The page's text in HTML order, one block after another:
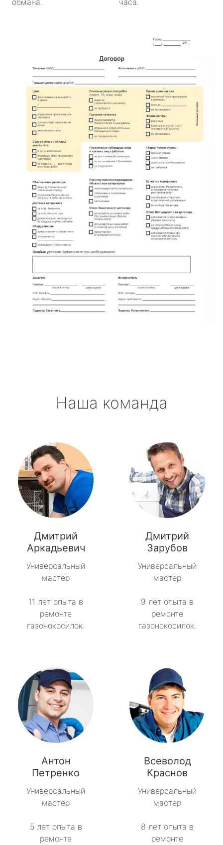
Наша команда
Дмитрий
Аркадьевич
Универсальный
мастер
11 лет опыта в
ремонте
газонокосилок.
Дмитрий
Зарубов
Универсальный
мастер
9 лет опыта в
ремонте
газонокосилок.
Антон
Петренко
Универсальный
мастер
5 лет опыта в
ремонте
Всеволод
Краснов
Универсальный
мастер
8 лет опыта в
ремонте